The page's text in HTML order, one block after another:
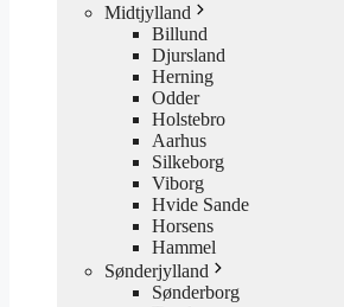
Midtjylland
Billund
Djursland
Herning
Odder
Holstebro
Aarhus
Silkeborg
Viborg
Hvide Sande
Horsens
Hammel
Sønderjylland
Sønderborg